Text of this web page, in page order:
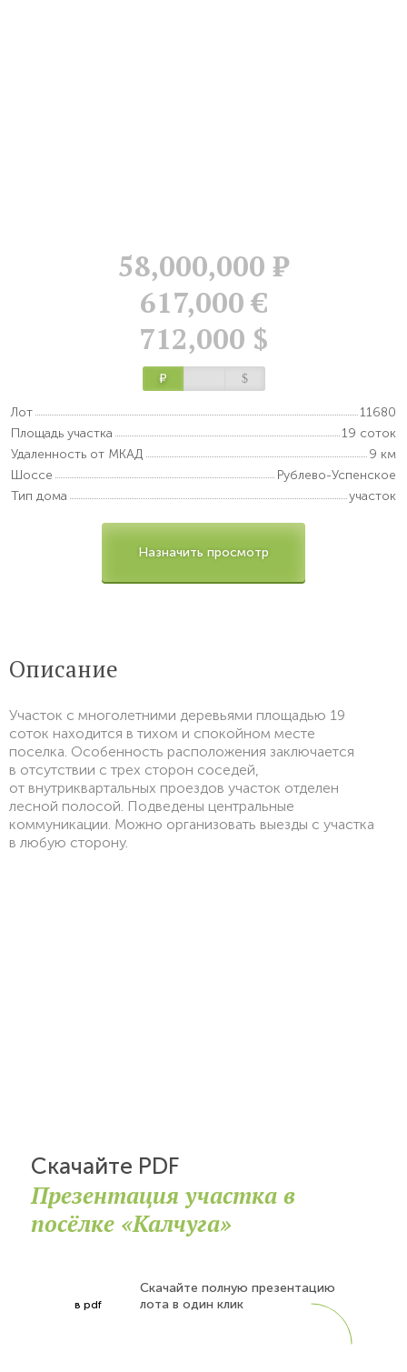
58,000,000 Р
617,000 €
712,000 $
Р $
Лот
11680
Площадь участка
19 соток
Удаленность от МКАД
9 км
Шоссе
Рублево-Успенское
Тип дома
участок
Назначить просмотр
Описание
Участок с многолетними деревьями площадью 19
соток находится в тихом и спокойном месте
поселка. Особенность расположения заключается
в отсутствии с трех сторон соседей,
от внутриквартальных проездов участок отделен
лесной полосой. Подведены центральные
коммуникации. Можно организовать выезды с участка
в любую сторону.
Скачайте PDF
Презентация участка в
посёлке «Калчуга»
в pdf
Скачайте полную презентацию
лота в один клик